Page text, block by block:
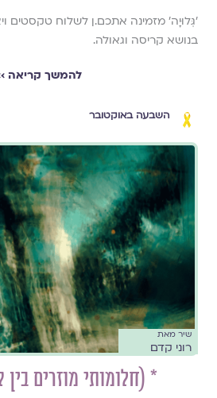
׳גְּלוּיָה׳ מזמינה אתכם.ן לשלוח טקסטים
בנושא קריסה וגאולה.
להמשך קריאה
השבעה באוקטובר
שיר מאת
רוני קדם
* (חלומותי מוזרים